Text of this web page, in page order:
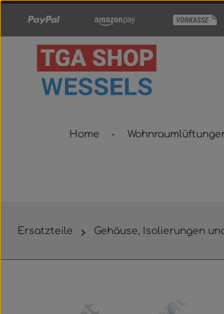
Hauptinhalt springen
Zur Hauptnavigation springen
Home
Ersatzteile Gehäuse, Isolierungen